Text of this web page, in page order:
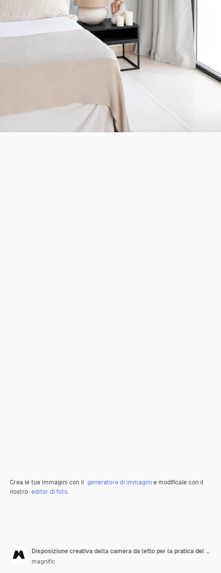
Crea le tue immagini con il generatore di immagini e modificale con il
nostro editor di foto.
Disposizione creativa della camera da letto per la pratica del fengshui
magnific